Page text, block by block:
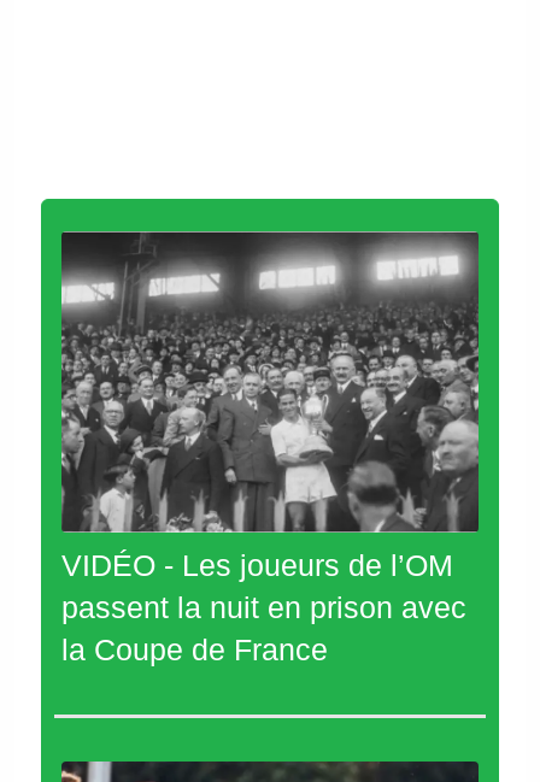
VIDÉO - Les joueurs de l’OM
passent la nuit en prison avec
la Coupe de France